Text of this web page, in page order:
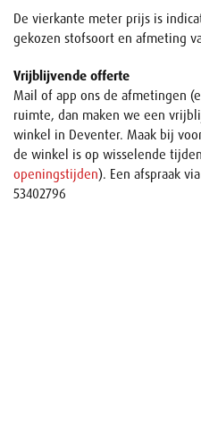
De vierkante meter prijs is
gekozen stofsoort en afmeting
Vrijblijvende offerte
Mail of app ons de afmetingen
ruimte, dan maken we een
winkel in Deventer. Maak bij
de winkel is op wisselende
openingstijden). Een afspraak
53402796